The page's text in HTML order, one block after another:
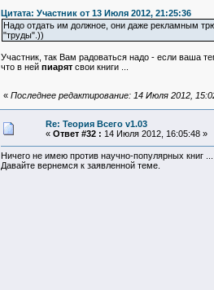
Цитата: Участник от 13 Июля 2012, 21:25:36
Надо отдать им должное, они даже рекламным
"труды".))
Участник, так Вам радоваться надо - если ваша
что в ней пиарятсвои книги ...
« Последнее редактирование: 14 Июля 2012,
Re: Теория Всего v1.03
« Ответ #32 : 14 Июля 2012, 16:05:48 »
Ничего не имею против научно-популярных книг
Давайте вернемся к заявленной теме.